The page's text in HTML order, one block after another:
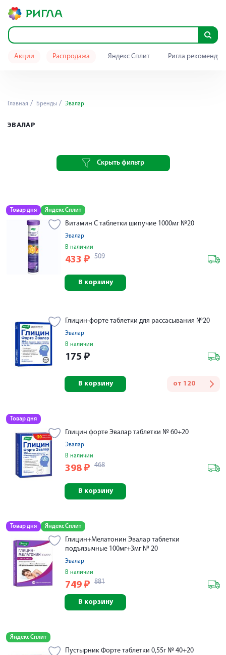
Акции Распродажа Яндекс Сплит Ригла
Главная Бренды Эвалар
ЭВАЛАР
Скрыть фильтр
Товар дня Яндекс Сплит
Витамин С таблетки шипучие 1000мг №20
Эвалар
В наличии
433 ₽ 509
В корзину
Глицин-форте таблетки для рассасывания №20
Эвалар
В наличии
175 ₽
от 120
В корзину
Товар дня
Глицин форте Эвалар таблетки № 60+20
Эвалар
В наличии
398 ₽ 468
В корзину
Товар дня Яндекс Сплит
Глицин+Мелатонин Эвалар таблетки
подъязычные 100мг+3мг № 20
Эвалар
В наличии
749 ₽ 881
В корзину
Яндекс Сплит
Пустырник Форте таблетки 0,55г № 40+20